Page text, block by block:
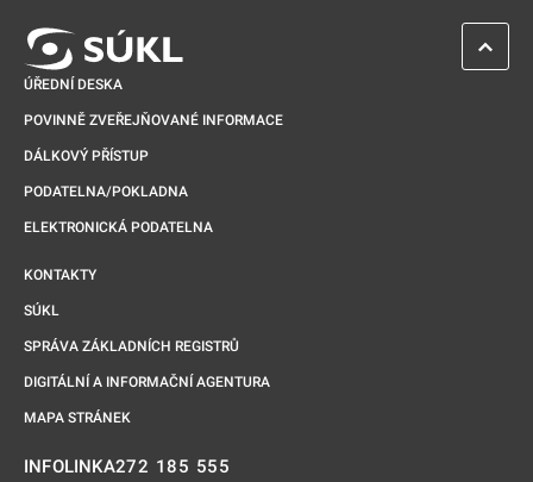
ÚŘEDNÍ DESKA
POVINNĚ ZVEŘEJŇOVANÉ INFORMACE
DÁLKOVÝ PŘÍSTUP
PODATELNA/POKLADNA
ELEKTRONICKÁ PODATELNA
KONTAKTY
SÚKL
SPRÁVA ZÁKLADNÍCH REGISTRŮ
DIGITÁLNÍ A INFORMAČNÍ AGENTURA
MAPA STRÁNEK
INFOLINKA272 185 555
ZPĚT